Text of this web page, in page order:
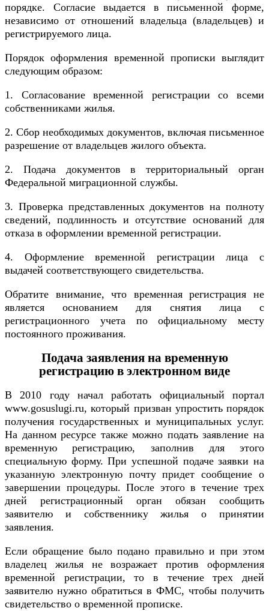
порядке. Согласие выдается в письменной форме,
независимо от отношений владельца (владельцев) и
регистрируемого лица.
Порядок оформления временной прописки выглядит
следующим образом:
1. Согласование временной регистрации со всеми
собственниками жилья.
2. Сбор необходимых документов, включая письменное
разрешение от владельцев жилого объекта.
2. Подача документов в территориальный орган
Федеральной миграционной службы.
3. Проверка представленных документов на полноту
сведений, подлинность и отсутствие оснований для
отказа в оформлении временной регистрации.
4. Оформление временной регистрации лица с
выдачей соответствующего свидетельства.
Обратите внимание, что временная регистрация не
является основанием для снятия лица с
регистрационного учета по официальному месту
постоянного проживания.
Подача заявления на временную
регистрацию в электронном виде
В 2010 году начал работать официальный портал
www.gosuslugi.ru, который призван упростить порядок
получения государственных и муниципальных услуг.
На данном ресурсе также можно подать заявление на
временную регистрацию, заполнив для этого
специальную форму. При успешной подаче заявки на
указанную электронную почту придет сообщение о
завершении процедуры. После этого в течение трех
дней регистрационный орган обязан сообщить
заявителю и собственнику жилья о принятии
заявления.
Если обращение было подано правильно и при этом
владелец жилья не возражает против оформления
временной регистрации, то в течение трех дней
заявителю нужно обратиться в ФМС, чтобы получить
свидетельство о временной прописке.